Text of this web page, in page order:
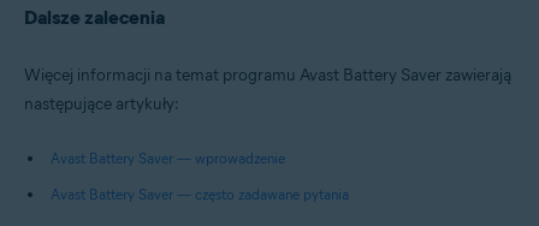
Dalsze zalecenia
Więcej informacji na temat programu Avast Battery Saver zawierają
następujące artykuły:
Avast Battery Saver — wprowadzenie
Avast Battery Saver — często zadawane pytania